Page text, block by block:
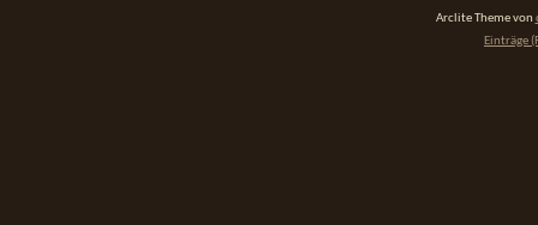
Arclite Theme von
Einträge